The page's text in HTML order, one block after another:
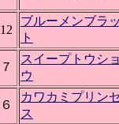
12
ブルーメンブラ
ト
７
スイープトウシ
ウ
６
カワカミプリン
ス